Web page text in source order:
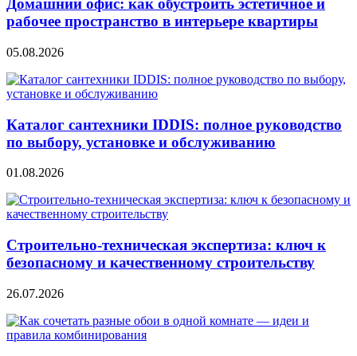
Домашний офис: как обустроить эстетичное и
рабочее пространство в интерьере квартиры
05.08.2026
Каталог сантехники IDDIS: полное руководство
по выбору, установке и обслуживанию
01.08.2026
Строительно‑техническая экспертиза: ключ к
безопасному и качественному строительству
26.07.2026